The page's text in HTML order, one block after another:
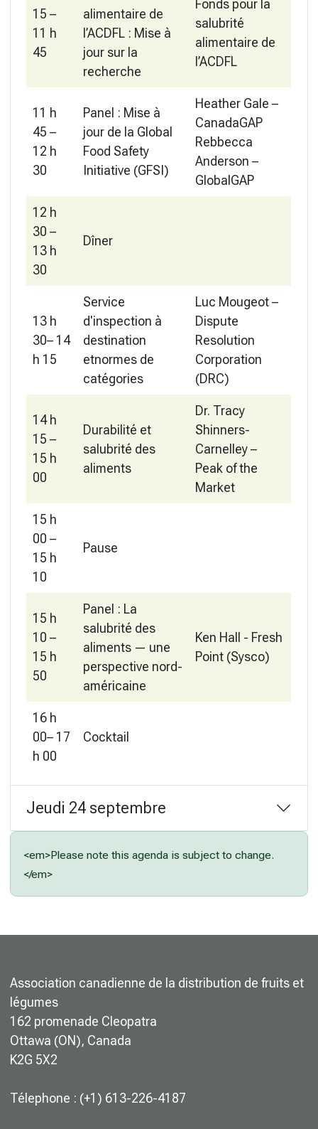
15 –
11 h
45
alimentaire de
l’ACDFL : Mise à
jour sur la
recherche
Fonds pour la
salubrité
alimentaire de
l’ACDFL
11 h
45 –
12 h
30
Panel : Mise à
jour de la Global
Food Safety
Initiative (GFSI)
Heather Gale –
CanadaGAP
Rebbecca
Anderson –
GlobalGAP
12 h
30 –
13 h
30
Dîner
13 h
30– 14
h 15
Service
d'inspection à
destination
etnormes de
catégories
Luc Mougeot –
Dispute
Resolution
Corporation
(DRC)
14 h
15 –
15 h
00
Durabilité et
salubrité des
aliments
Dr. Tracy
Shinners-
Carnelley –
Peak of the
Market
15 h
00 –
15 h
10
Pause
15 h
10 –
15 h
50
Panel : La
salubrité des
aliments — une
perspective nord-
américaine
Ken Hall - Fresh
Point (Sysco)
16 h
00– 17
h 00
Cocktail
Jeudi 24 septembre
<em>Please note this agenda is subject to change.
</em>
Association canadienne de la distribution de fruits et
légumes
162 promenade Cleopatra
Ottawa (ON), Canada
K2G 5X2
Télephone : (+1) 613-226-4187